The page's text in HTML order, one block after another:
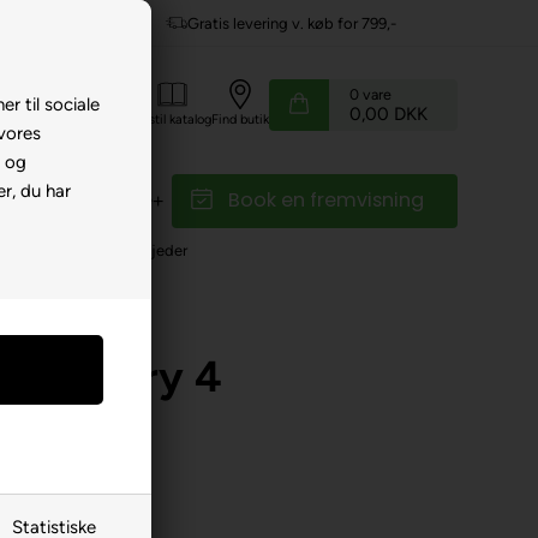
til sociale
og
du har
Statistiske
Service hos dig
Bestil katalogFind butik
0 vare
0,00 DKK
Reservedele Book en fremvisning
Skrue/skive/møtrik/fjeder
Country 4